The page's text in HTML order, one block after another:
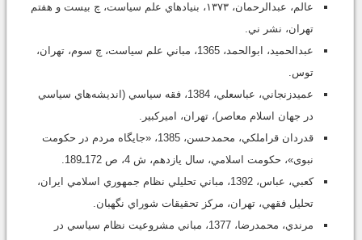
عالم، عبدالرحمان، ۱۳۷۳، بنيادهاي علم سياست، چ بيست ‌و هفتم
تهران، نشر ني.
عبدالحميد، ابوالحمد، 1365، مباني علم سياست، چ سوم، تهران،
توس.
عميدزنجاني، عباسعلي، 1384، فقه سياسي (انديشه‌هاي سياسي
در جهان اسلام معاصر)، تهران، اميرکبير.
قدردان قراملکي، محمدحسن، 1385، «جايگاه مردم در حکومت
نبوى»، حکومت اسلامي، سال يازدهم، ش 4، ص 172ـ189.
کعبي، عباس، 1392، مباني تحليلي نظام جمهوري اسلامي ايران،
تحليل فقهي، تهران، مرکز تحقيقات شوراي نگهبان.
مرندي، محمدرضا، 1377، مباني مشروعيت نظام سياسي در